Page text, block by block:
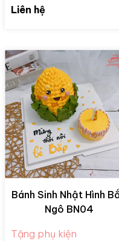
Liên hệ
Bánh Sinh Nhật Hình
Ngô BN04
Tặng phụ kiện